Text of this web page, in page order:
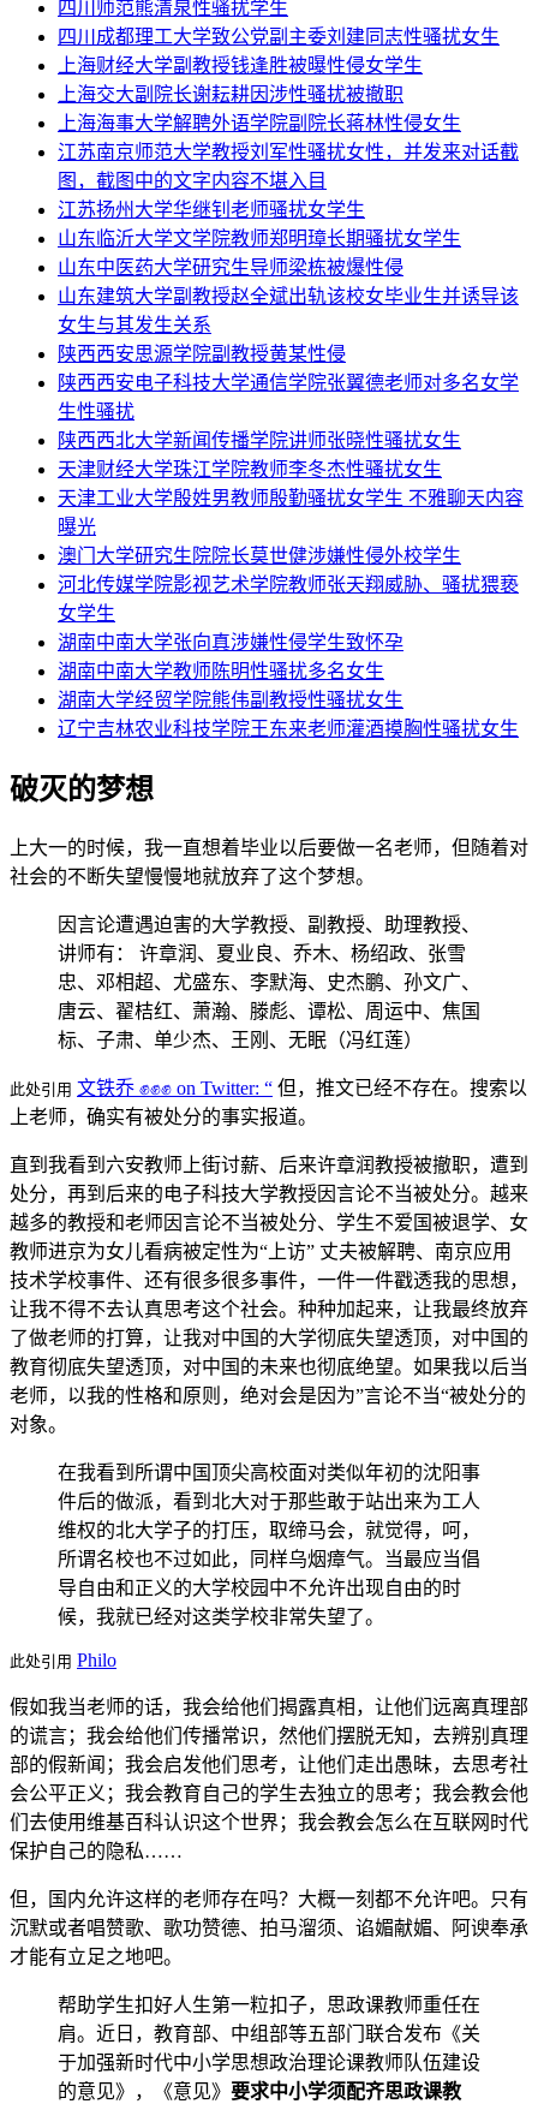
四川师范熊清泉性骚扰学生
四川成都理工大学致公党副主委刘建同志性骚扰女生
上海财经大学副教授钱逢胜被曝性侵女学生
上海交大副院长谢耘耕因涉性骚扰被撤职
上海海事大学解聘外语学院副院长蒋林性侵女生
江苏南京师范大学教授刘军性骚扰女性，并发来对话截
图，截图中的文字内容不堪入目
江苏扬州大学华继钊老师骚扰女学生
山东临沂大学文学院教师郑明璋长期骚扰女学生
山东中医药大学研究生导师梁栋被爆性侵
山东建筑大学副教授赵全斌出轨该校女毕业生并诱导该
女生与其发生关系
陕西西安思源学院副教授黄某性侵
陕西西安电子科技大学通信学院张翼德老师对多名女学
生性骚扰
陕西西北大学新闻传播学院讲师张晓性骚扰女生
天津财经大学珠江学院教师李冬杰性骚扰女生
天津工业大学殷姓男教师殷勤骚扰女学生 不雅聊天内容
曝光
澳门大学研究生院院长莫世健涉嫌性侵外校学生
河北传媒学院影视艺术学院教师张天翔威胁、骚扰猥亵
女学生
湖南中南大学张向真涉嫌性侵学生致怀孕
湖南中南大学教师陈明性骚扰多名女生
湖南大学经贸学院熊伟副教授性骚扰女生
辽宁吉林农业科技学院王东来老师灌酒摸胸性骚扰女生
破灭的梦想
上大一的时候，我一直想着毕业以后要做一名老师，但随着对
社会的不断失望慢慢地就放弃了这个梦想。
因言论遭遇迫害的大学教授、副教授、助理教授、
讲师有： 许章润、夏业良、乔木、杨绍政、张雪
忠、邓相超、尤盛东、李默海、史杰鹏、孙文广、
唐云、翟桔红、萧瀚、滕彪、谭松、周运中、焦国
标、子肃、单少杰、王刚、无眠（冯红莲）
此处引用 文铁乔 ✊️✊️✊️ on Twitter: “ 但，推文已经不存在。搜索以
上老师，确实有被处分的事实报道。
直到我看到六安教师上街讨薪、后来许章润教授被撤职，遭到
处分，再到后来的电子科技大学教授因言论不当被处分。越来
越多的教授和老师因言论不当被处分、学生不爱国被退学、女
教师进京为女儿看病被定性为“上访” 丈夫被解聘、南京应用
技术学校事件、还有很多很多事件，一件一件戳透我的思想，
让我不得不去认真思考这个社会。种种加起来，让我最终放弃
了做老师的打算，让我对中国的大学彻底失望透顶，对中国的
教育彻底失望透顶，对中国的未来也彻底绝望。如果我以后当
老师，以我的性格和原则，绝对会是因为”言论不当“被处分的
对象。
在我看到所谓中国顶尖高校面对类似年初的沈阳事
件后的做派，看到北大对于那些敢于站出来为工人
维权的北大学子的打压，取缔马会，就觉得，呵，
所谓名校也不过如此，同样乌烟瘴气。当最应当倡
导自由和正义的大学校园中不允许出现自由的时
候，我就已经对这类学校非常失望了。
此处引用 Philo
假如我当老师的话，我会给他们揭露真相，让他们远离真理部
的谎言；我会给他们传播常识，然他们摆脱无知，去辨别真理
部的假新闻；我会启发他们思考，让他们走出愚昧，去思考社
会公平正义；我会教育自己的学生去独立的思考；我会教会他
们去使用维基百科认识这个世界；我会教会怎么在互联网时代
保护自己的隐私……
但，国内允许这样的老师存在吗？大概一刻都不允许吧。只有
沉默或者唱赞歌、歌功赞德、拍马溜须、谄媚献媚、阿谀奉承
才能有立足之地吧。
帮助学生扣好人生第一粒扣子，思政课教师重任在
肩。近日，教育部、中组部等五部门联合发布《关
于加强新时代中小学思想政治理论课教师队伍建设
的意见》，《意见》 要求中小学须配齐思政课教